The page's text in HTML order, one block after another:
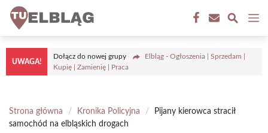
Przejdź
treści
UWAGA!
Dołącz do nowej grupy
Elbląg - Ogłoszenia | Sprzedam |
Kupię | Zamienię | Praca
Strona główna / Kronika Policyjna /
Pijany kierowca stracił
samochód na elbląskich drogach